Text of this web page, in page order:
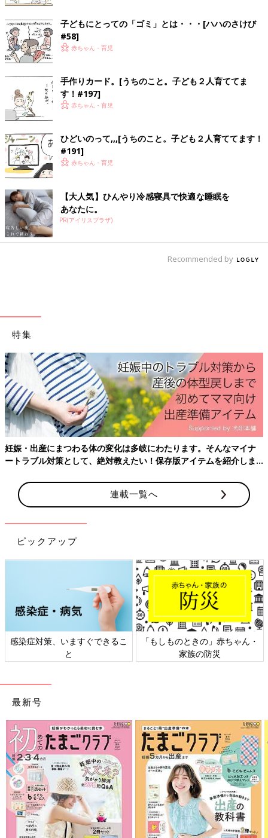
子どもにとっての「ゴミ」とは・・・[ハハのさけび
#58]
赤ちゃん・育児
手作りカード。[うちのこと。子ども２人育ててま
す！#197]
赤ちゃん・育児
ひどいのって,,,[うちのこと。子ども２人育ててます！
#191]
赤ちゃん・育児
【大人気】ひんやり冷感寝具で快適な睡眠を
あなたに。
PR(アイリスプラザ)
Recommended by
特集
妊娠・出産にまつわる体の変化は多岐にわたります。そんなマイナ
ートラブル対策として、絶対教えたい！保存版アイテムを紹介しま
連載一覧へ
ピックアップ
感染症対策、いますぐできるこ
と
「もしものときの」赤ちゃん・
家族の防災
最新号